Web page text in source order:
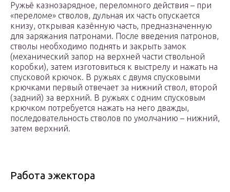
Ружьё казнозарядное, переломного действия – при
«переломе» стволов, дульная их часть опускается
книзу, открывая казённую часть, предназначенную
для заряжания патронами. После введения патронов,
стволы необходимо поднять и закрыть замок
(механический запор на верхней части ствольной
коробки), затем изготовиться к выстрелу и нажать на
спусковой крючок. В ружьях с двумя спусковыми
крючками первый отвечает за нижний ствол, второй
(задний) за верхний. В ружьях с одним спусковым
крючком потребуется нажать на него дважды,
последовательность стволов по умолчанию – нижний,
затем верхний.
Работа эжектора